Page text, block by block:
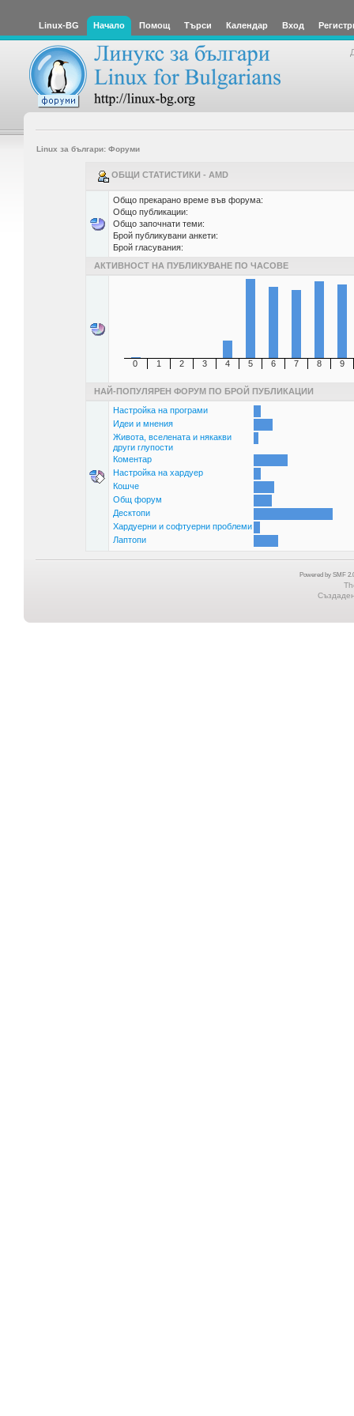
Linux-BG Начало Помощ Търси Календар Вход
Linux за българи: Форуми
ОБЩИ СТАТИСТИКИ - AMD
Общо прекарано време във форума:
Общо публикации:
Общо започнати теми:
Брой публикувани анкети:
Брой гласувания:
АКТИВНОСТ НА ПУБЛИКУВАНЕ ПО ЧАСОВЕ
0 1 2 3 4 5 6 7 8 9
НАЙ-ПОПУЛЯРЕН ФОРУМ ПО БРОЙ ПУБЛИКАЦИИ
Настройка на програми
Идеи и мнения
Живота, вселената и някакви
други глупости
Коментар
Настройка на хардуер
Кошче
Общ форум
Десктопи
Хардуерни и софтуерни проблеми
Лаптопи
Powered by SMF